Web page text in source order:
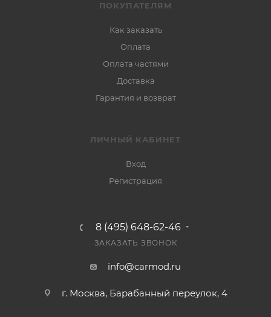
ПОКУПАТЕЛЯМ
Как заказать
Оплата
Оплата частями
Доставка
Гарантия и возврат
ЛИЧНЫЙ КАБИНЕТ
Вход
Регистрация
8 (495) 648-62-46
ЗАКАЗАТЬ ЗВОНОК
info@carmod.ru
г. Москва, Барабанный переулок, 4